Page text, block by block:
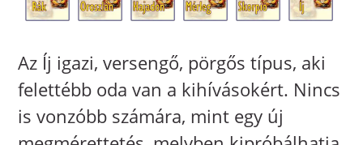
Az Íj igazi, versengő, pörgős típus, aki
felettébb oda van a kihívásokért. Nincs
is vonzóbb számára, mint egy új